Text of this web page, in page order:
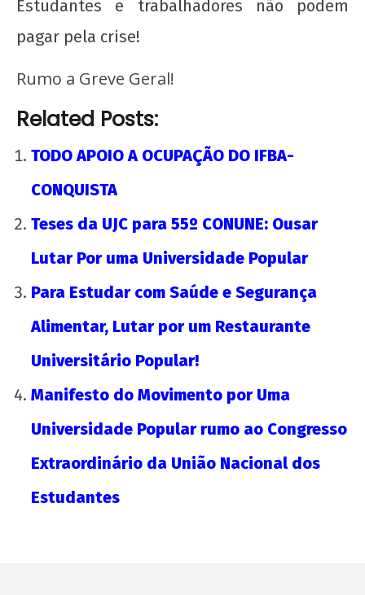
e os Restaurantes Universitários
21 de
outubro
de 2016
wp-
admin
Os jovens comunistas e as eleições
21 de
de 2016
Estudantes e trabalhadores não podem
pagar pela crise!
Rumo a Greve Geral!
Related Posts:
TODO APOIO A OCUPAÇÃO DO IFBA-
CONQUISTA
Teses da UJC para 55º CONUNE: Ousar
Lutar Por uma Universidade Popular
Para Estudar com Saúde e Segurança
Alimentar, Lutar por um Restaurante
Universitário Popular!
Manifesto do Movimento por Uma
Universidade Popular rumo ao Congresso
Extraordinário da União Nacional dos
Estudantes